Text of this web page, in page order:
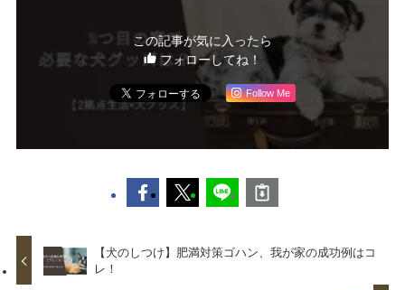
この記事が気に入ったら
フォローしてね！
Follow Me
【犬のしつけ】肥満対策ゴハン、我が家の成功例はコ
レ！